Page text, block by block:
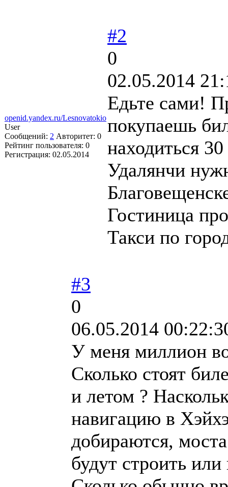
openid.yandex.ru/Lesnovatokio
User
Сообщений: 2 Авторитет: 0
Рейтинг пользователя: 0
Регистрация: 02.05.2014
#2
0
02.05.2014
Едьте сами!
покупаешь
находиться
Удалянчи
Гостиница
Такси по
#3
0
06.05.2014
У меня миллион
Сколько стоят
и летом ?
навигацию в
добираются,
будут строить